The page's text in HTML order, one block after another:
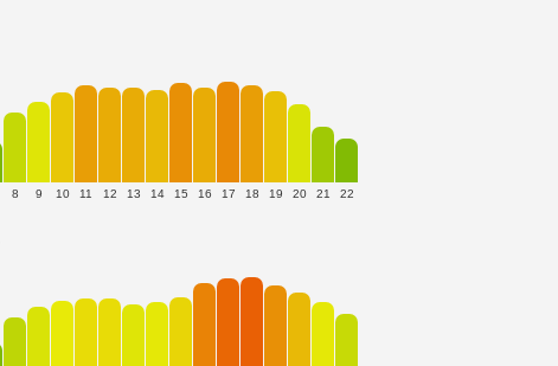
8 9 10 11 12 13 14 15 16 17 18 19 20 21 22